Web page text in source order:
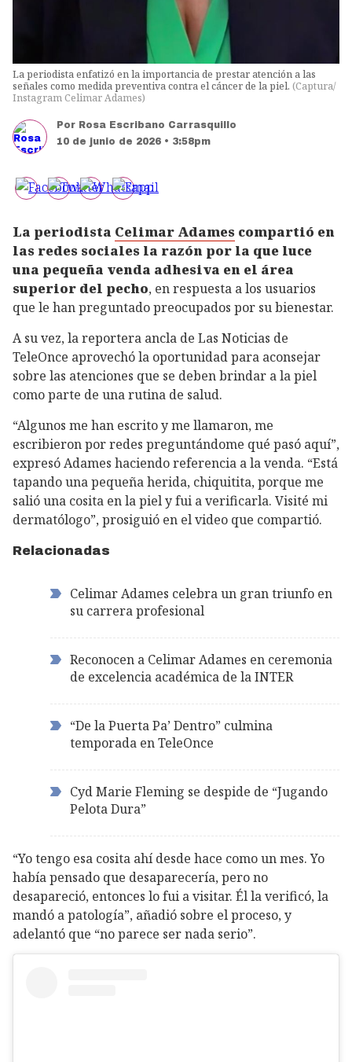
La periodista enfatizó en la importancia de prestar atención a las
señales como medida preventiva contra el cáncer de la piel. (Captura/
Instagram Celimar Adames)
Por Rosa Escribano Carrasquillo
10 de junio de 2026 • 3:58pm
La periodista Celimar Adames compartió en
las redes sociales la razón por la que luce
una pequeña venda adhesiva en el área
superior del pecho, en respuesta a los usuarios
que le han preguntado preocupados por su bienestar.
A su vez, la reportera ancla de Las Noticias de
TeleOnce aprovechó la oportunidad para aconsejar
sobre las atenciones que se deben brindar a la piel
como parte de una rutina de salud.
“Algunos me han escrito y me llamaron, me
escribieron por redes preguntándome qué pasó aquí”,
expresó Adames haciendo referencia a la venda. “Está
tapando una pequeña herida, chiquitita, porque me
salió una cosita en la piel y fui a verificarla. Visité mi
dermatólogo”, prosiguió en el video que compartió.
Relacionadas
Celimar Adames celebra un gran triunfo en
su carrera profesional
Reconocen a Celimar Adames en ceremonia
de excelencia académica de la INTER
“De la Puerta Pa’ Dentro” culmina
temporada en TeleOnce
Cyd Marie Fleming se despide de “Jugando
Pelota Dura”
“Yo tengo esa cosita ahí desde hace como un mes. Yo
había pensado que desaparecería, pero no
desapareció, entonces lo fui a visitar. Él la verificó, la
mandó a patología”, añadió sobre el proceso, y
adelantó que “no parece ser nada serio”.